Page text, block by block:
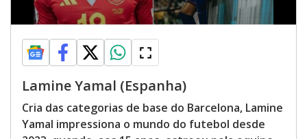
Lamine Yamal (Espanha)
Cria das categorias de base do Barcelona, Lamine
Yamal impressiona o mundo do futebol desde